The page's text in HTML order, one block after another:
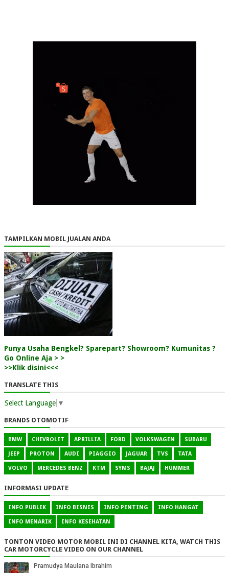
TAMPILKAN MOBIL JUALAN ANDA
Punya Usaha Bengkel? Sparepart? Showroom? Kumunitas ?
Go Online Aja > >
>>Klik disini<<<
TRANSLATE THIS
Select Language ▼
BRANDS OTOMOTIF
BMW CHEVROLET APRILLIA FORD VOLKSWAGEN SUBARU
JEEP PROTON AUDI PIAGGIO JAGUAR TVS TATA
VOLVO MERCEDES BENZ KTM SYMS BAJAJ HUMMER
INFORMASI UPDATE
INFO PUBLIK INFO BISNIS INFO PENTING INFO HANGAT
INFO MENARIK INFO KESEHATAN
TONTON VIDEO MOTOR MOBIL INI DI CHANNEL KITA, WATCH THIS
CAR MOTORCYCLE VIDEO ON OUR CHANNEL